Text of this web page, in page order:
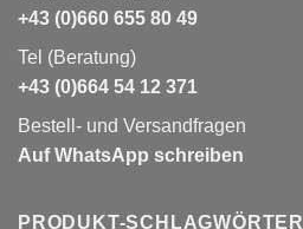
+43 (0)660 655 80 49
Tel (Beratung)
+43 (0)664 54 12 371
Bestell- und Versandfragen
Auf WhatsApp schreiben
PRODUKT-SCHLAGWÖRTER